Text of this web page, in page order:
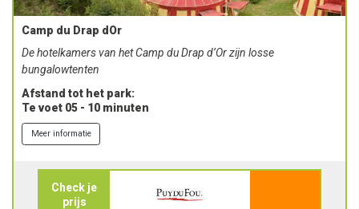
Camp du Drap dOr
De hotelkamers van het Camp du Drap d’Or zijn losse
bungalowtenten
Afstand tot het park:
Te voet 05 - 10 minuten
Meer informatie
Check je
prijs